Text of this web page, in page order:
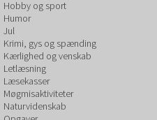
Hobby og sport
Humor
Jul
Krimi, gys og spænding
Kærlighed og venskab
Letlæsning
Læsekasser
Møgmisaktiviteter
Naturvidenskab